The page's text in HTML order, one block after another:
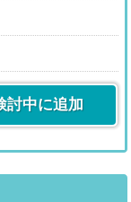
店内管理・コンパニ
の片付けなどから覚
に向けて補修必要個
習得していただきま
討中に追加